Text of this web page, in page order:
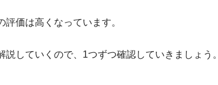
価は高くなっています。
していくので、1つずつ確認していきましょう。